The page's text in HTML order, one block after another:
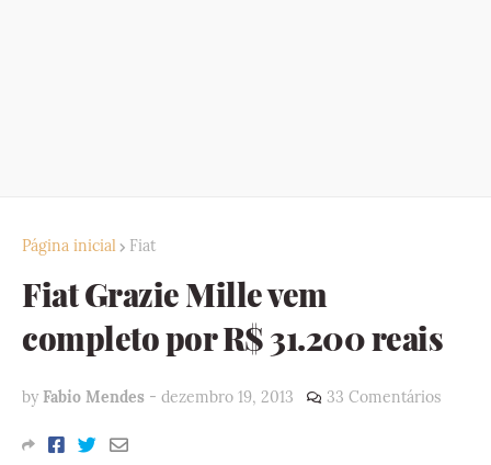
Página inicial Fiat
Fiat Grazie Mille vem
completo por R$ 31.200 reais
by Fabio Mendes - dezembro 19, 2013 33 Comentários